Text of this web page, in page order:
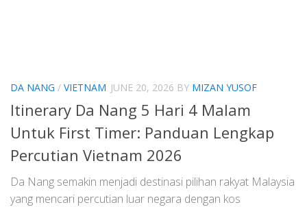
DA NANG / VIETNAM JUNE 20, 2026 BY MIZAN YUSOF
Itinerary Da Nang 5 Hari 4 Malam
Untuk First Timer: Panduan Lengkap
Percutian Vietnam 2026
Da Nang semakin menjadi destinasi pilihan rakyat Malaysia
yang mencari percutian luar negara dengan kos